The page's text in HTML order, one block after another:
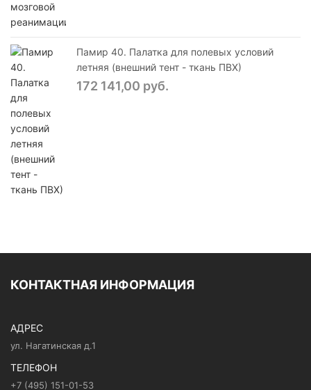
Памир 40. Палатка для полевых условий
летняя (внешний тент - ткань ПВХ)
172 141,00 руб.
КОНТАКТНАЯ ИНФОРМАЦИЯ
АДРЕС
ул. Нагатинская д.1
ТЕЛЕФОН
+7 (495) 151-01-53